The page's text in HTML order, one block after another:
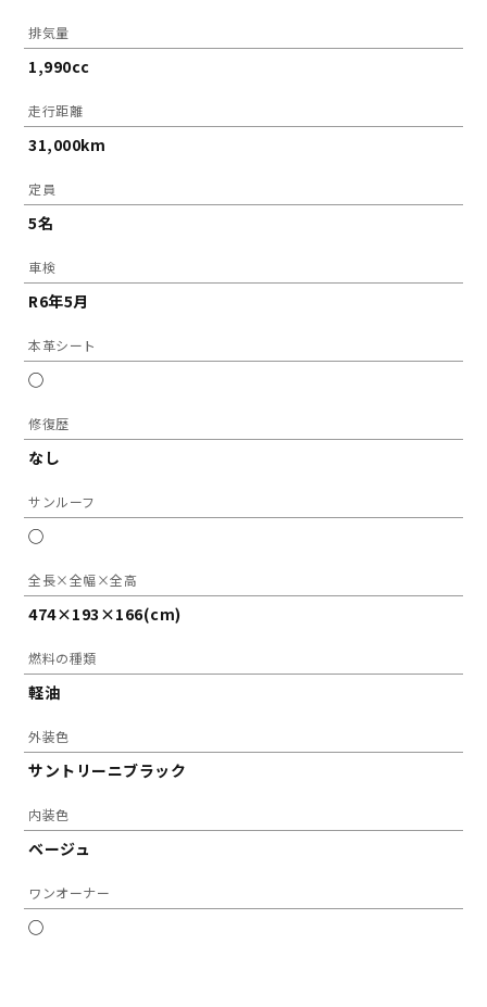
排気量
1,990cc
走行距離
31,000km
定員
5名
車検
R6年5月
本革シート
◯
修復歴
なし
サンルーフ
◯
全長×全幅×全高
474×193×166(cm)
燃料の種類
軽油
外装色
サントリーニブラック
内装色
ベージュ
ワンオーナー
◯